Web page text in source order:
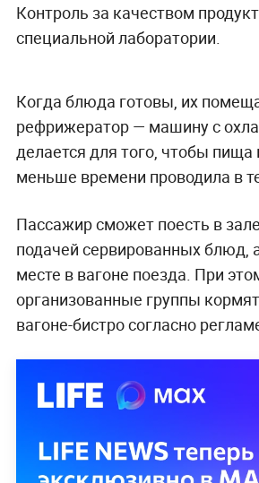
Контроль за качеством
специальной лаборатории.
Когда блюда готовы, их
рефрижератор — машину с
делается для того, чтобы
меньше времени проводила в
Пассажир сможет поесть в
подачей сервированных блюд,
месте в вагоне поезда. При
организованные группы
вагоне-бистро согласно